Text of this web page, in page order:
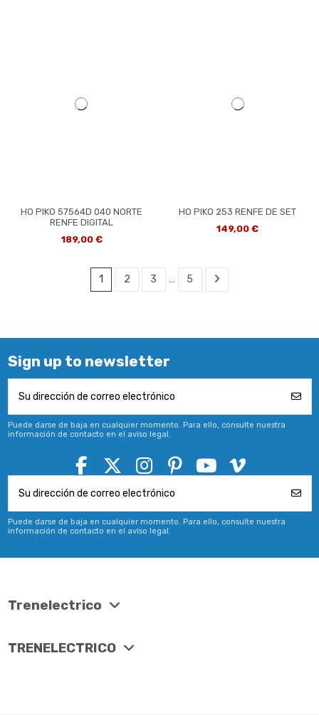
HO PIKO 57564D 040 NORTE
RENFE DIGITAL
189,00 €
HO PIKO 253 RENFE DE SET
149,00 €
1 2 3 … 5
Sign up to newsletter
Puede darse de baja en cualquier momento. Para ello, consulte nuestra
información de contacto en el aviso legal.
Puede darse de baja en cualquier momento. Para ello, consulte nuestra
información de contacto en el aviso legal.
Trenelectrico
TRENELECTRICO